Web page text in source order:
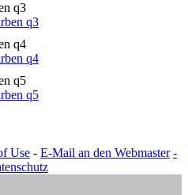
q3
q4
q5
Use - E-Mail an den Webmaster -